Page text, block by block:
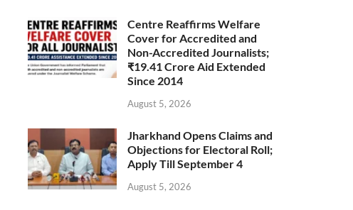
Centre Reaffirms Welfare
Cover for Accredited and
Non-Accredited Journalists;
₹19.41 Crore Aid Extended
Since 2014
August 5, 2026
Jharkhand Opens Claims and
Objections for Electoral Roll;
Apply Till September 4
August 5, 2026